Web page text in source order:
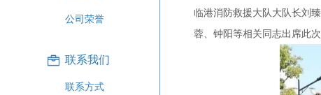
公司荣誉
联系我们
联系方式
临港消防救援大队大队长刘
蓉、钟阳等相关同志出席此次